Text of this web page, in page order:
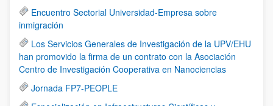
Encuentro Sectorial Universidad-Empresa sobre
inmigración
Los Servicios Generales de Investigación de la UPV/EHU
han promovido la firma de un contrato con la Asociación
Centro de Investigación Cooperativa en Nanociencias
Jornada FP7-PEOPLE